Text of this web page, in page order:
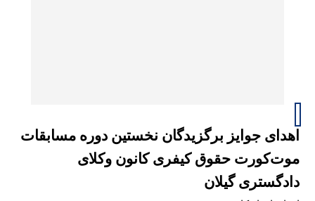
اهدای جوایز برگزیدگان نخستین دوره مسابقات
موت‌کورت حقوق کیفری کانون وکلای
دادگستری گیلان